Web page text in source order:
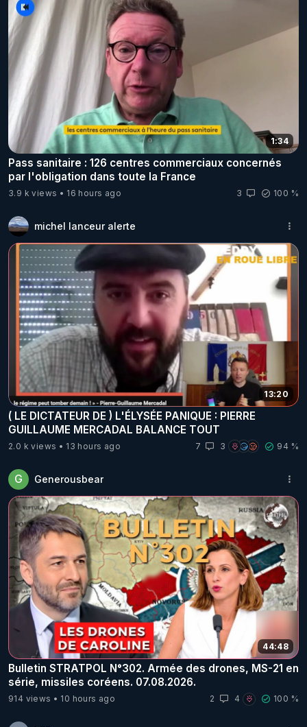
1:34
Pass sanitaire : 126 centres commerciaux concernés
par l'obligation dans toute la France
3.9 k views 16 hours ago 3 100 %
michel lanceur alerte
13:20
( LE DICTATEUR DE ) L'ÉLYSÉE PANIQUE : PIERRE
GUILLAUME MERCADAL BALANCE TOUT
2.0 k views 13 hours ago 7 3 94 %
G Generousbear
44:48
Bulletin STRATPOL N°302. Armée des drones, MS-21 en
série, missiles coréens. 07.08.2026.
914 views 10 hours ago 2 4 100 %